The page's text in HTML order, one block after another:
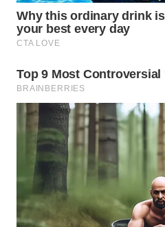
Wahana
Media
Group
WAHANA
NEWS
WAHANA
TANI
WAHANA
ADVOKAT
WAHANA